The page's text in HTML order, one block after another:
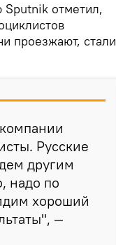
отметил,
проезжают, стали
Русские
другим
надо по
хороший
—